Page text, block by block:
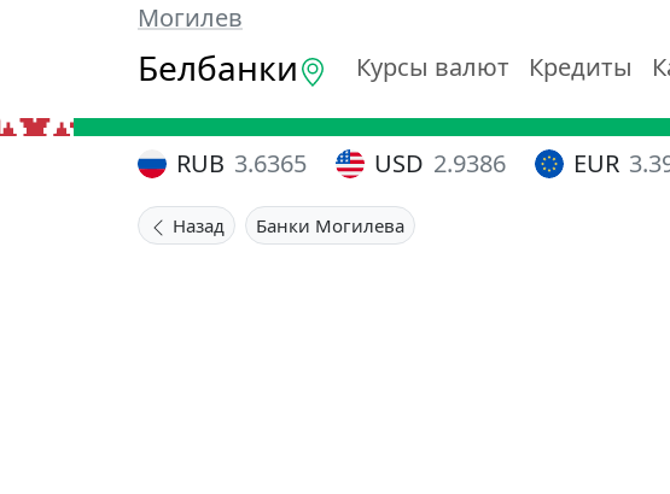
Могилев
Белбанки Курсы валют Кредиты
RUB 3.6365 USD 2.9386 EUR
Назад Банки Могилева